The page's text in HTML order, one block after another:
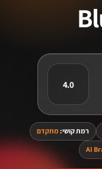
4.0
רמת קושי:מתקדם
AI